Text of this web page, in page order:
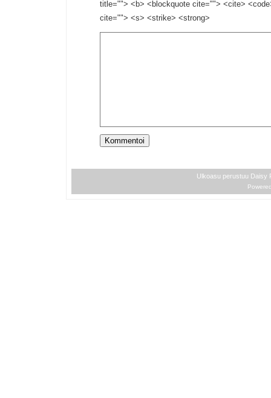
title=""> <b> <blockquote cite=""> <cite>
cite=""> <s> <strike> <strong>
Ulkoasu perustuu